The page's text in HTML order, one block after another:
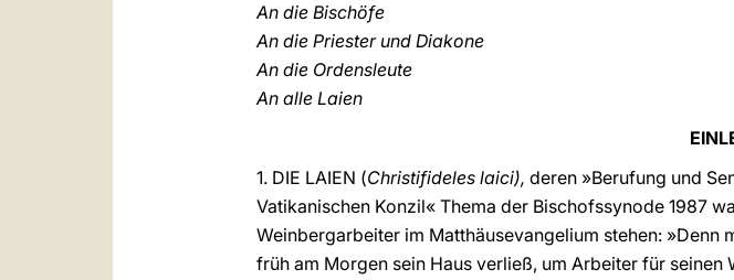
An die Bischöfe
An die Priester und Diakone
An die Ordensleute
An alle Laien
1. DIE LAIEN (Christifideles laici), deren »Berufung und
Vatikanischen Konzil« Thema der Bischofssynode 1987
Weinbergarbeiter im Matthäusevangelium stehen:
früh am Morgen sein Haus verließ, um Arbeiter für